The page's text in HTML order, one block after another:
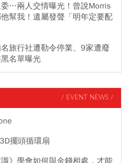
…兩人交情曝光！曾說Morris
幫我！遺屬發聲「明年定要配
旅行社遭勒令停業、9家遭廢
名單曝光
/ EVENT NEWS /
擺頭循環扇
》學會如何與金錢相處，才能